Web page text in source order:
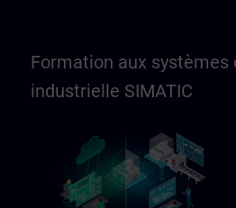
Formation aux
industrielle SIMATIC